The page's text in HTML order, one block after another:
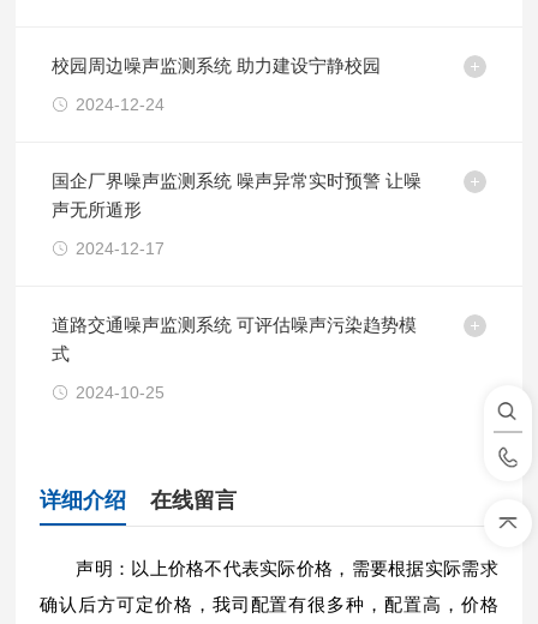
校园周边噪声监测系统 助力建设宁静校园
2024-12-24
国企厂界噪声监测系统 噪声异常实时预警 让噪
声无所遁形
2024-12-17
​道路交通噪声监测系统 可评估噪声污染趋势模
式
2024-10-25
详细介绍 在线留言
声明：以上价格不代表实际价格，需要根据实际需求
确认后方可定价格，我司配置有很多种，配置高，价格